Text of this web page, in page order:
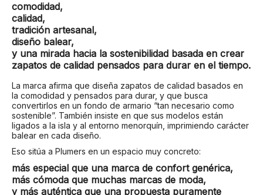
comodidad,
calidad,
tradición artesanal,
diseño balear,
y una mirada hacia la sostenibilidad basada en crear
zapatos de calidad pensados para durar en el tiempo.
La marca afirma que diseña zapatos de calidad basados en
la comodidad y pensados para durar, y que busca
convertirlos en un fondo de armario “tan necesario como
sostenible”. También insiste en que sus modelos están
ligados a la isla y al entorno menorquín, imprimiendo carácter
balear en cada diseño.
Eso sitúa a Plumers en un espacio muy concreto:
más especial que una marca de confort genérica,
más cómoda que muchas marcas de moda,
y más auténtica que una propuesta puramente